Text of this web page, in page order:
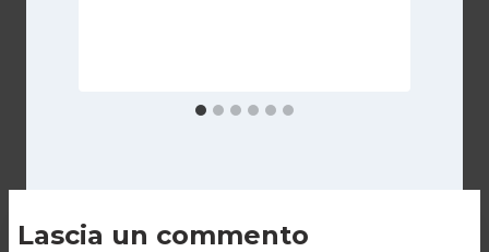
Lascia un commento